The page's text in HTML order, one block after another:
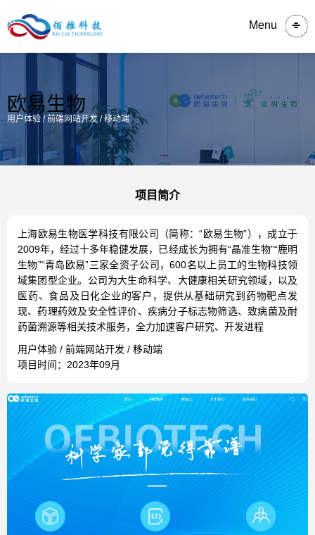
Menu
欧易生物
用户体验 / 前端网站开发 / 移动端
项目简介
上海欧易生物医学科技有限公司（简称：“欧易生物”），成立于
2009年，经过十多年稳健发展，已经成长为拥有“晶准生物”“鹿明
生物”“青岛欧易”三家全资子公司，600名以上员工的生物科技领
域集团型企业。公司为大生命科学、大健康相关研究领域，以及
医药、食品及日化企业的客户，提供从基础研究到药物靶点发
现、药理药效及安全性评价、疾病分子标志物筛选、致病菌及耐
药菌溯源等相关技术服务，全力加速客户研究、开发进程
用户体验 / 前端网站开发 / 移动端
项目时间：2023年09月